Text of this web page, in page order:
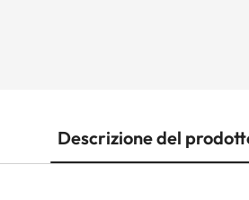
Descrizione del